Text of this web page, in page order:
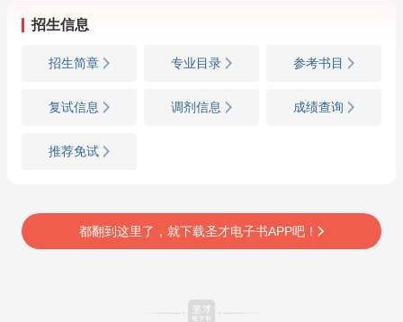
招生信息
招生简章 专业目录 参考书目
复试信息 调剂信息 成绩查询
推荐免试
都翻到这里了，就下载圣才电子书APP吧！